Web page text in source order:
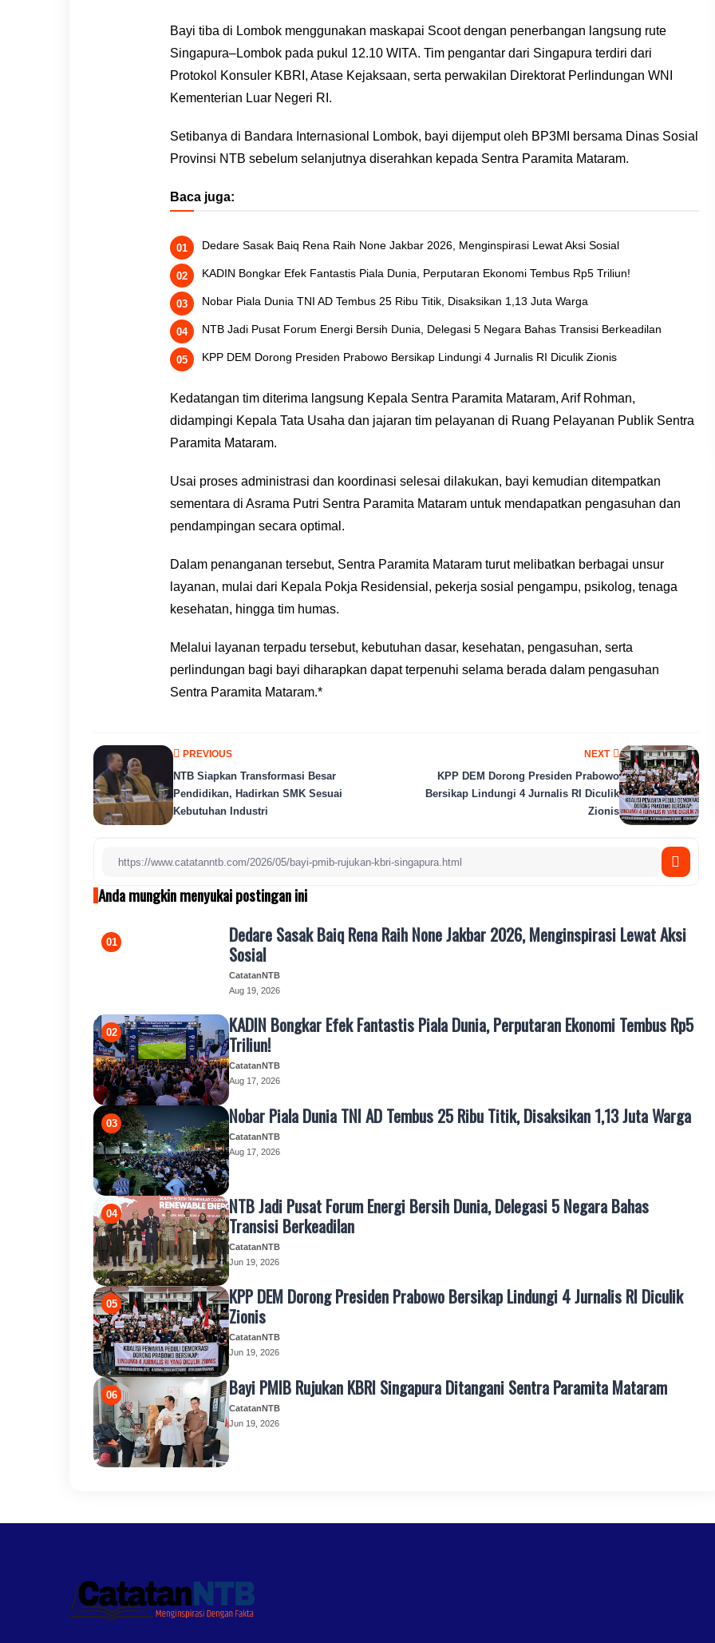
Bayi tiba di Lombok menggunakan maskapai Scoot dengan penerbangan langsung rute
Singapura–Lombok pada pukul 12.10 WITA. Tim pengantar dari Singapura terdiri dari
Protokol Konsuler KBRI, Atase Kejaksaan, serta perwakilan Direktorat Perlindungan WNI
Kementerian Luar Negeri RI.
Setibanya di Bandara Internasional Lombok, bayi dijemput oleh BP3MI bersama Dinas Sosial
Provinsi NTB sebelum selanjutnya diserahkan kepada Sentra Paramita Mataram.
Baca juga:
Dedare Sasak Baiq Rena Raih None Jakbar 2026, Menginspirasi Lewat Aksi Sosial
KADIN Bongkar Efek Fantastis Piala Dunia, Perputaran Ekonomi Tembus Rp5 Triliun!
Nobar Piala Dunia TNI AD Tembus 25 Ribu Titik, Disaksikan 1,13 Juta Warga
NTB Jadi Pusat Forum Energi Bersih Dunia, Delegasi 5 Negara Bahas Transisi Berkeadilan
KPP DEM Dorong Presiden Prabowo Bersikap Lindungi 4 Jurnalis RI Diculik Zionis
Kedatangan tim diterima langsung Kepala Sentra Paramita Mataram, Arif Rohman,
didampingi Kepala Tata Usaha dan jajaran tim pelayanan di Ruang Pelayanan Publik Sentra
Paramita Mataram.
Usai proses administrasi dan koordinasi selesai dilakukan, bayi kemudian ditempatkan
sementara di Asrama Putri Sentra Paramita Mataram untuk mendapatkan pengasuhan dan
pendampingan secara optimal.
Dalam penanganan tersebut, Sentra Paramita Mataram turut melibatkan berbagai unsur
layanan, mulai dari Kepala Pokja Residensial, pekerja sosial pengampu, psikolog, tenaga
kesehatan, hingga tim humas.
Melalui layanan terpadu tersebut, kebutuhan dasar, kesehatan, pengasuhan, serta
perlindungan bagi bayi diharapkan dapat terpenuhi selama berada dalam pengasuhan
Sentra Paramita Mataram.*
NEXT
KPP DEM Dorong Presiden Prabowo
Bersikap Lindungi 4 Jurnalis RI Diculik
Zionis
PREVIOUS
NTB Siapkan Transformasi Besar
Pendidikan, Hadirkan SMK Sesuai
Kebutuhan Industri
Anda mungkin menyukai postingan ini
Dedare Sasak Baiq Rena Raih None Jakbar 2026, Menginspirasi Lewat Aksi
Sosial
CatatanNTB
Aug 19, 2026
KADIN Bongkar Efek Fantastis Piala Dunia, Perputaran Ekonomi Tembus Rp5
Triliun!
CatatanNTB
Aug 17, 2026
Nobar Piala Dunia TNI AD Tembus 25 Ribu Titik, Disaksikan 1,13 Juta Warga
CatatanNTB
Aug 17, 2026
NTB Jadi Pusat Forum Energi Bersih Dunia, Delegasi 5 Negara Bahas
Transisi Berkeadilan
CatatanNTB
Jun 19, 2026
KPP DEM Dorong Presiden Prabowo Bersikap Lindungi 4 Jurnalis RI Diculik
Zionis
CatatanNTB
Jun 19, 2026
Bayi PMIB Rujukan KBRI Singapura Ditangani Sentra Paramita Mataram
CatatanNTB
Jun 19, 2026